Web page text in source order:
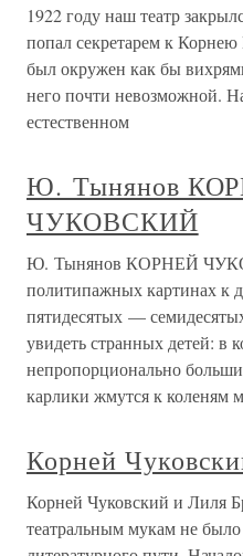
1922 году наш театр
попал секретарем к
был окружен как бы
него почти невозможной.
естественном
Ю. Тынянов
ЧУКОВСКИЙ
Ю. Тынянов КОРНЕЙ
политипажных картинах к
пятидесятых —
увидеть странных детей: в
непропорционально
карлики жмутся к коленям
Корней
Корней Чуковский и Лиля
театральным мукам не